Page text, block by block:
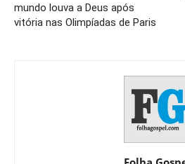
mundo louva a Deus após
vitória nas Olimpíadas de Paris